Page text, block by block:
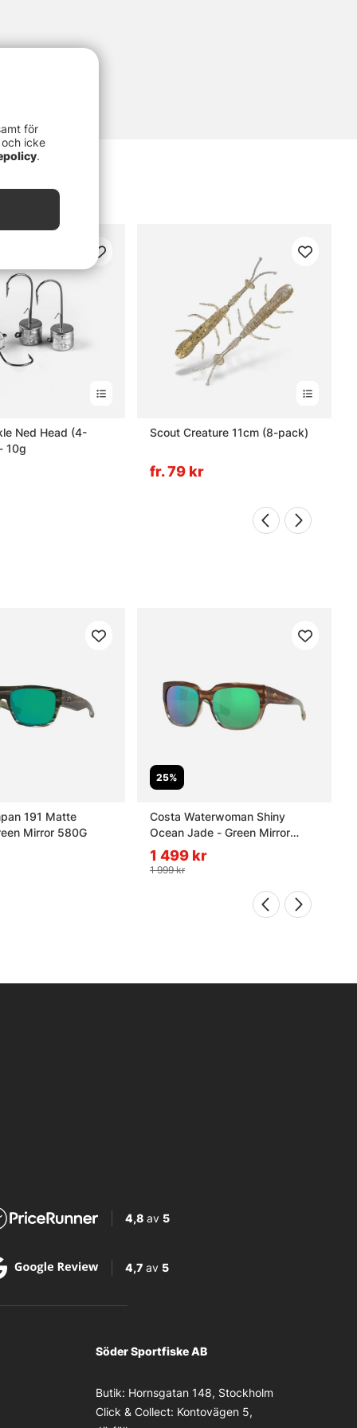
Ned Head (4-
10g
Scout Creature 11cm (8-pack)
fr. 79 kr
191 Matte
Mirror 580G
25%
Costa Waterwoman Shiny
Ocean Jade - Green Mirror
580G
1 499 kr
1 999 kr
4,8av 5
4,7av 5
Söder Sportfiske AB
Butik: Hornsgatan 148, Stockholm
Click & Collect: Kontovägen 5,
för
icke
.